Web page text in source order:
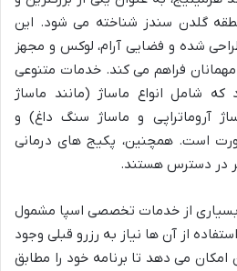
گلدن سندز شناخته می شود. این
شده و فضایی آرام، لوکس و مجهز
فراهم می کند. خدمات متنوعی
شامل انواع ماساژ (مانند ماساژ
آروماتراپی و ماساژ سنگ داغ) و
است. همچنین، پکیج های درمانی
در دسترس هستند.
از خدمات تخصصی اسپا مشمول
از آن ها نیاز به رزرو قبلی وجود
امکان می دهد تا برنامه خود را مطابق